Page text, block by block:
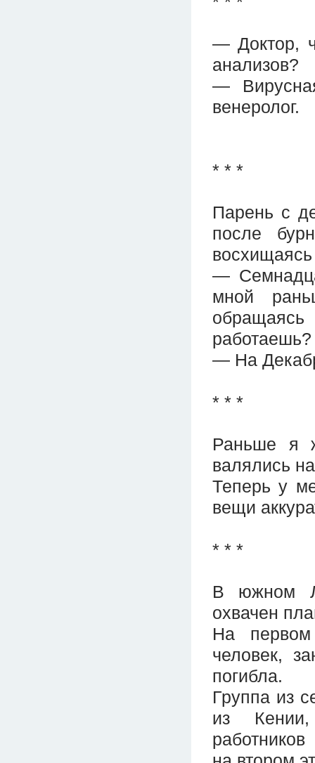
— Доктор,
анализов?
—
венеролог.
* * *
Парень с
после
—
мной
работаешь?
— На
* * *
Раньше я
валялись
Теперь у
вещи
* * *
В южном
охвачен
На
человек,
погибла.
Группа из
из Кении,